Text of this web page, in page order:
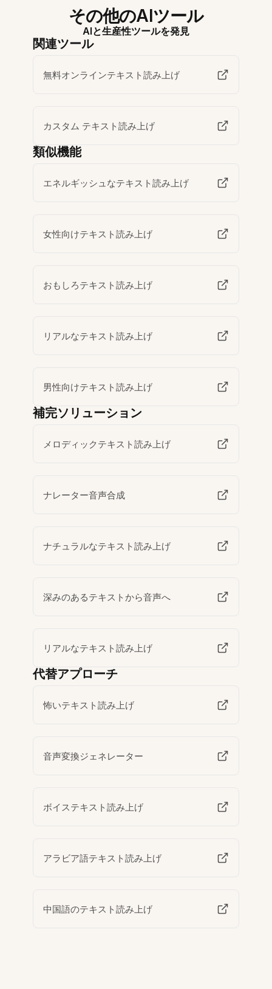
その他のAIツール
AIと生産性ツールを発見
関連ツール
無料オンラインテキスト読み上げ
カスタム テキスト読み上げ
類似機能
エネルギッシュなテキスト読み上げ
女性向けテキスト読み上げ
おもしろテキスト読み上げ
リアルなテキスト読み上げ
男性向けテキスト読み上げ
補完ソリューション
メロディックテキスト読み上げ
ナレーター音声合成
ナチュラルなテキスト読み上げ
深みのあるテキストから音声へ
リアルなテキスト読み上げ
代替アプローチ
怖いテキスト読み上げ
音声変換ジェネレーター
ボイステキスト読み上げ
アラビア語テキスト読み上げ
中国語のテキスト読み上げ